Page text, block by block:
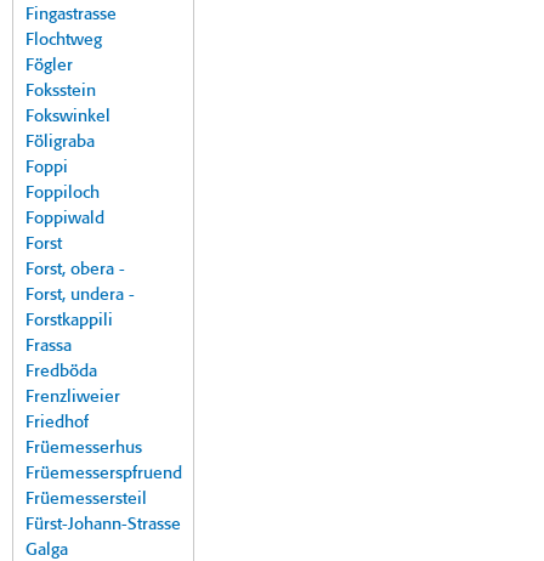
Fingastrasse
Flochtweg
Fögler
Foksstein
Fokswinkel
Föligraba
Foppi
Foppiloch
Foppiwald
Forst
Forst, obera -
Forst, undera -
Forstkappili
Frassa
Fredböda
Frenzliweier
Friedhof
Früemesserhus
Früemesserspfruend
Früemessersteil
Fürst-Johann-Strasse
Galga